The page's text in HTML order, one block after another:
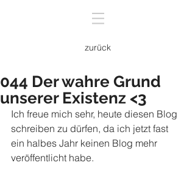
zurück
044 Der wahre Grund
unserer Existenz <3
Ich freue mich sehr, heute diesen Blog
schreiben zu dürfen, da ich jetzt fast
ein halbes Jahr keinen Blog mehr
veröffentlicht habe.